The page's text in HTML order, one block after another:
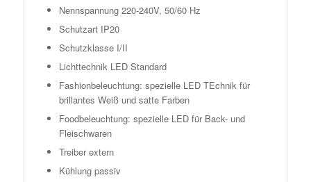
Nennspannung 220-240V, 50/60 Hz
Schutzart IP20
Schutzklasse I/II
Lichttechnik LED Standard
Fashionbeleuchtung: spezielle LED TEchnik für
brillantes Weiß und satte Farben
Foodbeleuchtung: spezielle LED für Back- und
Fleischwaren
Treiber extern
Kühlung passiv